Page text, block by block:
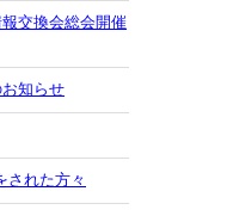
交換会総会開催
知らせ
された方々